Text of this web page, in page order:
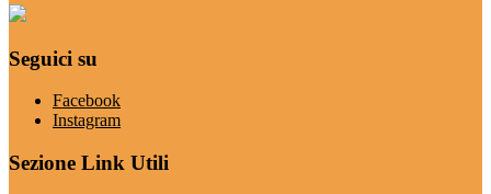
Seguici su
Facebook
Instagram
Sezione Link Utili